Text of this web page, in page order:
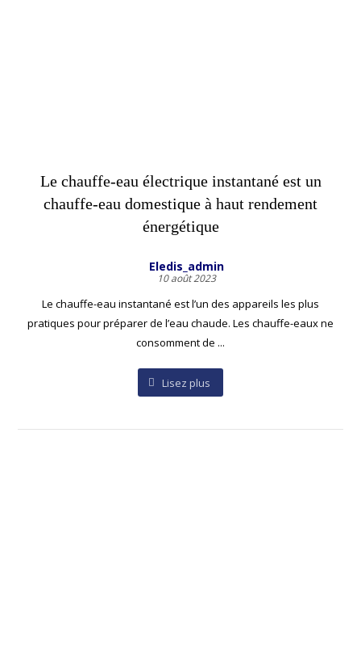
Le chauffe-eau électrique instantané est un
chauffe-eau domestique à haut rendement
énergétique
Eledis_admin
10 août 2023
Le chauffe-eau instantané est l’un des appareils les plus
pratiques pour préparer de l’eau chaude. Les chauffe-eaux ne
consomment de ...
Lisez plus